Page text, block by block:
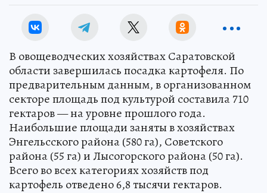
В овощеводческих хозяйствах Саратовской
области завершилась посадка картофеля. По
предварительным данным, в организованном
секторе площадь под культурой составила 710
гектаров — на уровне прошлого года.
Наибольшие площади заняты в хозяйствах
Энгельсского района (580 га), Советского
района (55 га) и Лысогорского района (50 га).
Всего во всех категориях хозяйств под
картофель отведено 6,8 тысячи гектаров.